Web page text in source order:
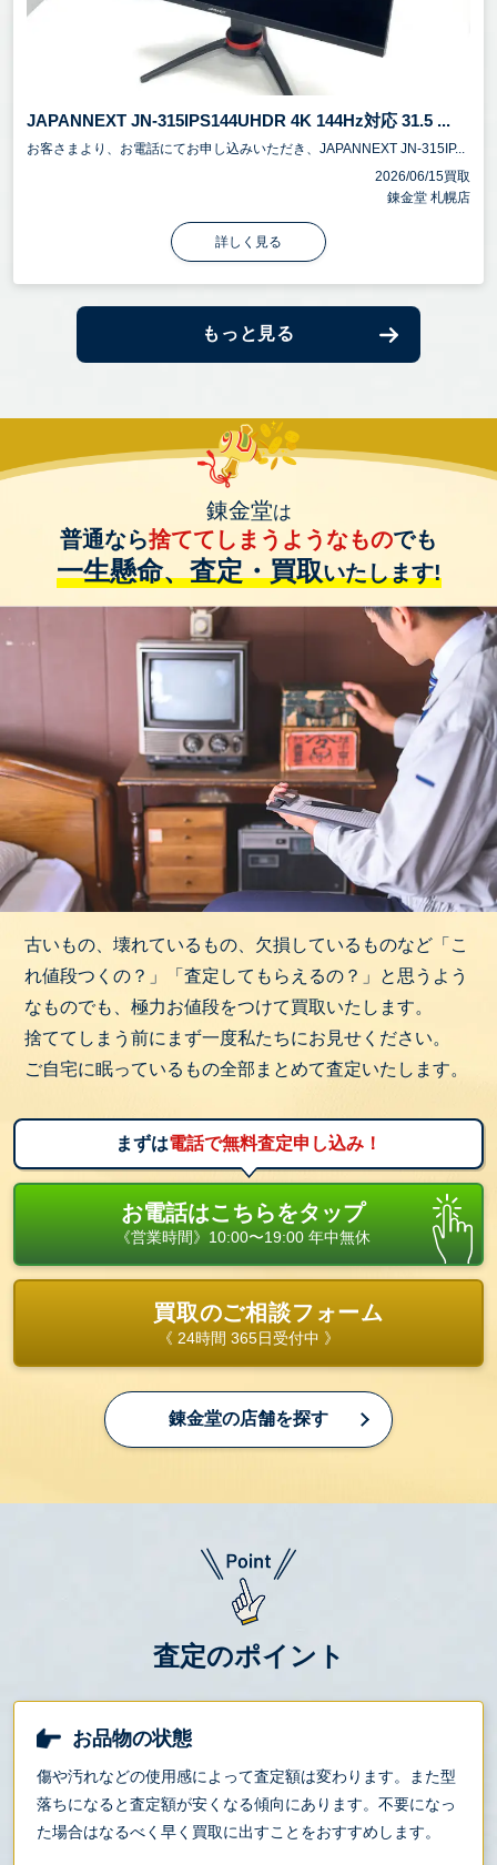
JAPANNEXT JN-315IPS144UHDR 4K 144Hz対応 31.5 ...
お客さまより、お電話にてお申し込みいただき、JAPANNEXT JN-315IP...
2026/06/15買取
錬金堂 札幌店
詳しく見る
もっと見る
錬金堂は
普通なら捨ててしまうようなものでも
一生懸命、査定・買取いたします!
古いもの、壊れているもの、欠損しているものなど「こ
れ値段つくの？」「査定してもらえるの？」と思うよう
なものでも、極力お値段をつけて買取いたします。
捨ててしまう前にまず一度私たちにお見せください。
ご自宅に眠っているもの全部まとめて査定いたします。
まずは電話で無料査定申し込み！
お電話はこちらをタップ
《営業時間》10:00〜19:00 年中無休
買取のご相談フォーム
《 24時間 365日受付中 》
錬金堂の店舗を探す
査定のポイント
お品物の状態
傷や汚れなどの使用感によって査定額は変わります。また型
落ちになると査定額が安くなる傾向にあります。不要になっ
た場合はなるべく早く買取に出すことをおすすめします。